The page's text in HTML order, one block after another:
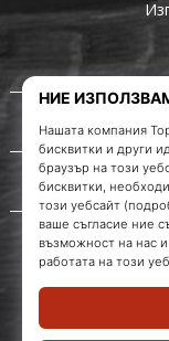
За нас
Обслужване